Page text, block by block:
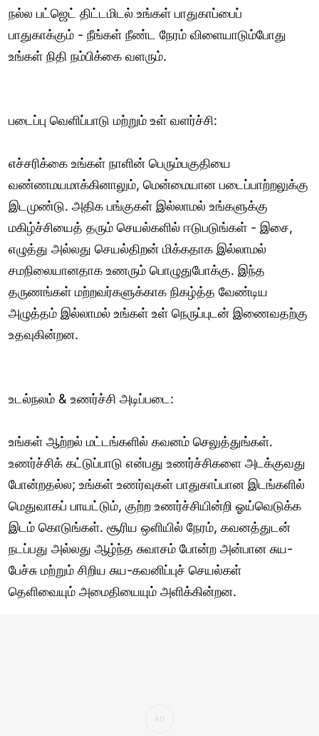
நல்ல பட்ஜெட் திட்டமிடல் உங்கள் பாதுகாப்பைப்
பாதுகாக்கும் - நீங்கள் நீண்ட நேரம் விளையாடும்போது
உங்கள் நிதி நம்பிக்கை வளரும்.
படைப்பு வெளிப்பாடு மற்றும் உள் வளர்ச்சி:
எச்சரிக்கை உங்கள் நாளின் பெரும்பகுதியை
வண்ணமயமாக்கினாலும், மென்மையான படைப்பாற்றலுக்கு
இடமுண்டு. அதிக பங்குகள் இல்லாமல் உங்களுக்கு
மகிழ்ச்சியைத் தரும் செயல்களில் ஈடுபடுங்கள் - இசை,
எழுத்து அல்லது செயல்திறன் மிக்கதாக இல்லாமல்
சமநிலையானதாக உணரும் பொழுதுபோக்கு. இந்த
தருணங்கள் மற்றவர்களுக்காக நிகழ்த்த வேண்டிய
அழுத்தம் இல்லாமல் உங்கள் உள் நெருப்புடன் இணைவதற்கு
உதவுகின்றன.
உடல்நலம் & உணர்ச்சி அடிப்படை:
உங்கள் ஆற்றல் மட்டங்களில் கவனம் செலுத்துங்கள்.
உணர்ச்சிக் கட்டுப்பாடு என்பது உணர்ச்சிகளை அடக்குவது
போன்றதல்ல; உங்கள் உணர்வுகள் பாதுகாப்பான இடங்களில்
மெதுவாகப் பாயட்டும், குற்ற உணர்ச்சியின்றி ஓய்வெடுக்க
இடம் கொடுங்கள். சூரிய ஒளியில் நேரம், கவனத்துடன்
நடப்பது அல்லது ஆழ்ந்த சுவாசம் போன்ற அன்பான சுய-
பேச்சு மற்றும் சிறிய சுய-கவனிப்புச் செயல்கள்
தெளிவையும் அமைதியையும் அளிக்கின்றன.